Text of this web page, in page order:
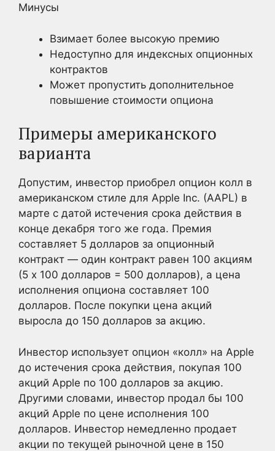
Минусы
Взимает более высокую премию
Недоступно для индексных опционных
контрактов
Может пропустить дополнительное
повышение стоимости опциона
Примеры американского
варианта
Допустим, инвестор приобрел опцион колл в
американском стиле для Apple Inc. (AAPL) в
марте с датой истечения срока действия в
конце декабря того же года. Премия
составляет 5 долларов за опционный
контракт — один контракт равен 100 акциям
(5 х 100 долларов = 500 долларов), а цена
исполнения опциона составляет 100
долларов. После покупки цена акций
выросла до 150 долларов за акцию.
Инвестор использует опцион «колл» на Apple
до истечения срока действия, покупая 100
акций Apple по 100 долларов за акцию.
Другими словами, инвестор продал бы 100
акций Apple по цене исполнения 100
долларов. Инвестор немедленно продает
акции по текущей рыночной цене в 150